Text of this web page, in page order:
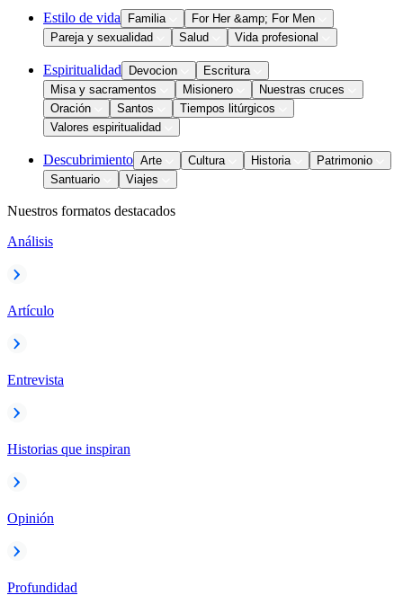
Estilo de vida Familia
For Her &amp; For Men
Pareja y sexualidad
Salud Vida profesional
Espiritualidad Devocion
Escritura
Misa y sacramentos
Misionero
Nuestras cruces
Oración
Santos
Tiempos litúrgicos
Valores espiritualidad
Descubrimiento Arte Cultura Historia
Patrimonio
Santuario
Viajes
Nuestros formatos destacados
Análisis
Artículo
Entrevista
Historias que inspiran
Opinión
Profundidad